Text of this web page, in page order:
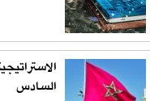
السادس